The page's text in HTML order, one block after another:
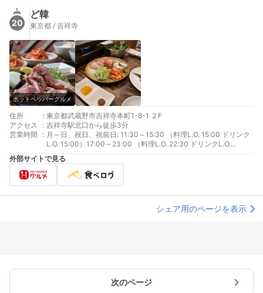
20
ど韓
東京都 / 吉祥寺
ホットペッパーグルメ
住所 : 東京都武蔵野市吉祥寺本町1-8-1 ２F
アクセス
: 吉祥寺駅北口から徒歩3分
営業時間
: 月～日、祝日、祝前日: 11:30～15:30 （料理L.O. 15:00 ドリンク
L.O. 15:00）17:00～23:00 （料理L.O. 22:30 ドリンクL.O.
22:30）
外部サイトで見る
シェア用のページを表示
次のページ